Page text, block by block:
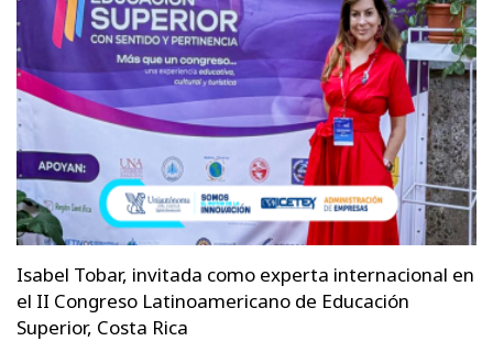
Isabel Tobar, invitada como experta internacional en
el II Congreso Latinoamericano de Educación
Superior, Costa Rica